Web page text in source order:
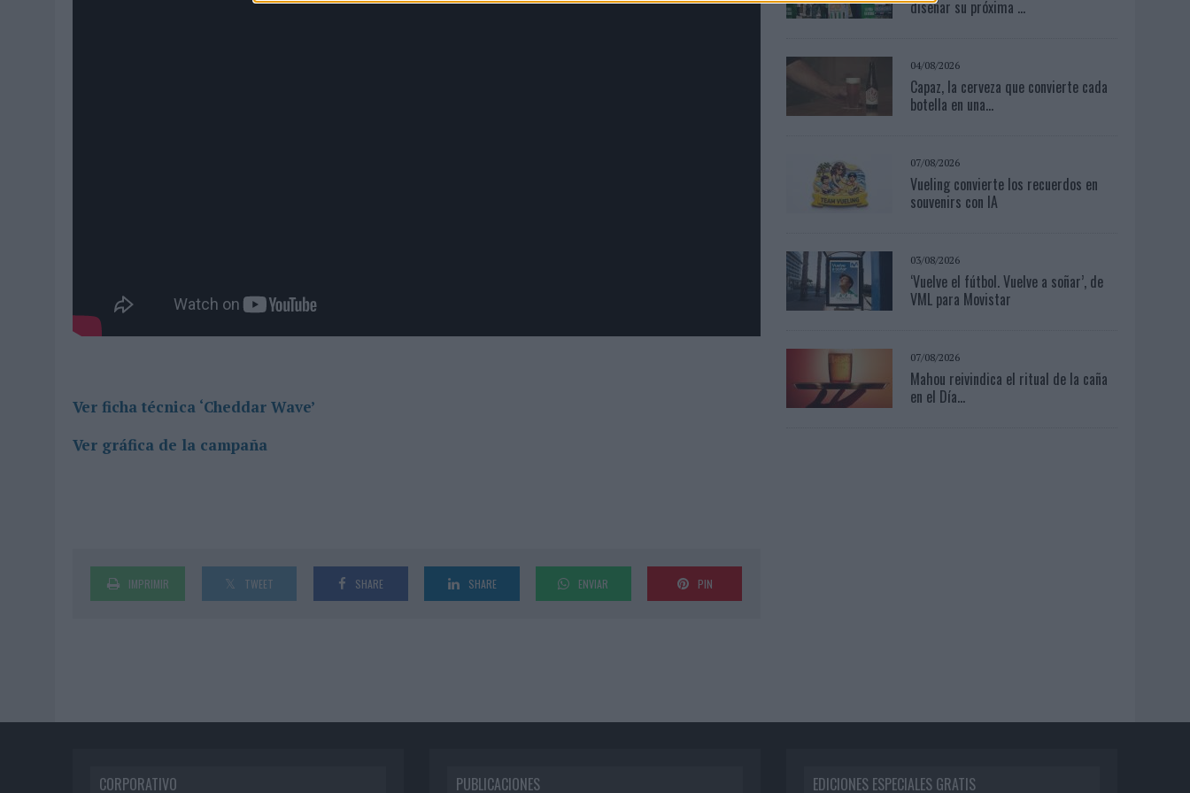
Ver ficha técnica ‘Cheddar Wave’
Ver gráfica de la campaña
IMPRIMIR TWEET SHARE SHARE ENVIAR PIN
diseñar su próxima ...
04/08/2026
Capaz, la cerveza que convierte cada
botella en una...
07/08/2026
Vueling convierte los recuerdos en
souvenirs con IA
03/08/2026
‘Vuelve el fútbol. Vuelve a soñar’, de
VML para Movistar
07/08/2026
Mahou reivindica el ritual de la caña
en el Día...
CORPORATIVO PUBLICACIONES EDICIONES ESPECIALES GRATIS